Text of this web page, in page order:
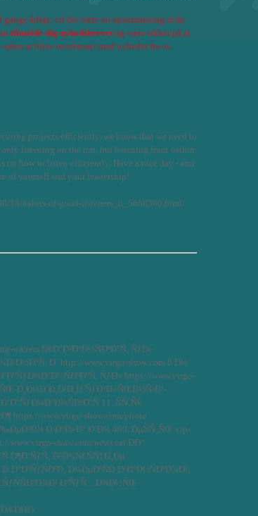
gange årligt, vil der være en opsummering af de
tilmelde dig nyhedsbrevetog være sikker på at
at blive overlæsset med nyheder fra os.
projects efficiently, we know that we need to
listening on the run, but listening from within.
on how to listen efficiently. Have a nice day - and
of yourself and your leadership!
14/habits-of-good-listeners_n_5668590.html
waiters Ð¢Ð°Ð³Ð°Ð½ÑÐºÐ°Ñ, ÑƒÐ»
Ð´ http://www.virgo-show.com 8 Ð¼
ÑƒÐ» https://www.virgo-
Ð¸Ð½Ð´Ð¸Ð²Ð¸Ð´ÑƒÐ°Ð»ÑŒÐ½Ñ‹Ð¹-
11, ÑÑ‚Ñ€
https://www.virgo-show.com/photo
Ð·Ð°Ð»Ð° Ð´Ð¾ 400, ÐµÑÑ‚ÑŒ vip-
show.com/newyear ÐÐ°
Ð¶Ð´ÑƒÑ‚ Ð³Ð¾Ñ€ÑÑ‡Ð¸Ðµ
Ð¼ÐµÐºÑÐ¸ÐºÐ°Ð½ÑÐºÐ¾Ð¹,
ÐºÑƒÑ…Ð¾Ð½ÑŒ